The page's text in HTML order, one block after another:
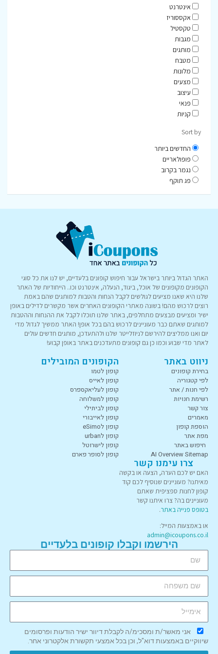
סופי עונה ומבצעי מועדון: עדכונים שוטפים על חיתוכי מחירים, מבצעי פריט
לחיסכון מצטבר מעולה.
אינטרנט
אקססוריז
טקסטיל
מגבות
מותגים
מטבח
מלונות
מצעים
עיצוב
פנאי
קניות
Sort by
החדשים ביותר
פופולאריים
נגמר בקרוב
פג תוקף
האתר הגדול ביותר בישראל עבור חיפוש קופונים בלעדיים, יש לנו את כל סוגי
הקופונים מקופונים של אוכל, ביגוד, הנעלה, אינטרנט וכו.. הייחודיות של האתר
שלנו היא שאנו מציעים לגולשים לקבל הנחות והטבות למותגים שהם באמת
רוצים לרכוש מהם! בשונה מאתרי הקופונים האחרים אשר מקשרים לדילים באופן
ישיר ומציעים מבצעים מתחלפים, באתר שלנו תוכלו לקבל את ההנחות וההטבות
למותגים שאתם כבר מעוניינים לרכוש בהם בכל אופן! האתר ממשיך לגדול מדי
יום ואנו ממליצים להירשם לניוזלייטר שלנו ולהתעדכן, מותגים חדשים עולים
לאתר מדי שבוע וכמו כן גם קופונים מתעדכנים באתר באופן קבוע!
ניווט באתר
בחירת קופונים
לפי קטגוריה
לפי חנות / אתר
רשימת חנויות
צור קשר
מאמרים
הוספת קופון
מפת אתר
חיפוש באתר
AI Overview Sitemap
הקופונים המובילים
קופון לטמו
קופון לאייס
קופון לעליאקספרס
קופון למשלוחה
קופון לביתילי
קופון לאייבורי
קופון לeSimo
קופון לurban
קופון לישרוטל
קופון לסופר פארם
צרו עימנו קשר
האם יש לכם הערה, הצעה או בקשה
מאיתנו? מעוניינים שנוסיף לכם קוד
קופון לחנות ספציפית שאתם
מעוניינים בה? צרו איתנו קשר
בטופס פנייה באתר.
או באמצעות המייל:
admin@icoupons.co.il
הירשמו וקבלו קופונים בלעדיים
אני מאשר/ת ומסכימ/ה לקבלת דיוור ישיר הודעות ופרסומים
שיווקיים באמצעות דוא"ל, וכן בכל אמצעי תקשורת אלקטרוני אחר.